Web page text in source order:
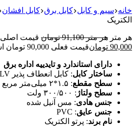
خانه سیم و کابل کابل برق کابل افشان
الکتریک
هر متر هر متر 91,100 تومان قیمت اصلی 91,100 تومان بود.
90,000 تومانقیمت فعلی 90,000 تومان است.
دارای استاندارد و تایدییه اداره برق
ساختار کابل: کابل انعطاف پذیر LV (افشان)
سطح مقطع: ۱.۵*۲ میلی‌متر مربع
سطح ولتاژ : ۳۰۰/۵۰۰ ولت
جنس هادی: مس آنیل شده
جنس عایق: PVC
نام برند: پرتو الکتریک